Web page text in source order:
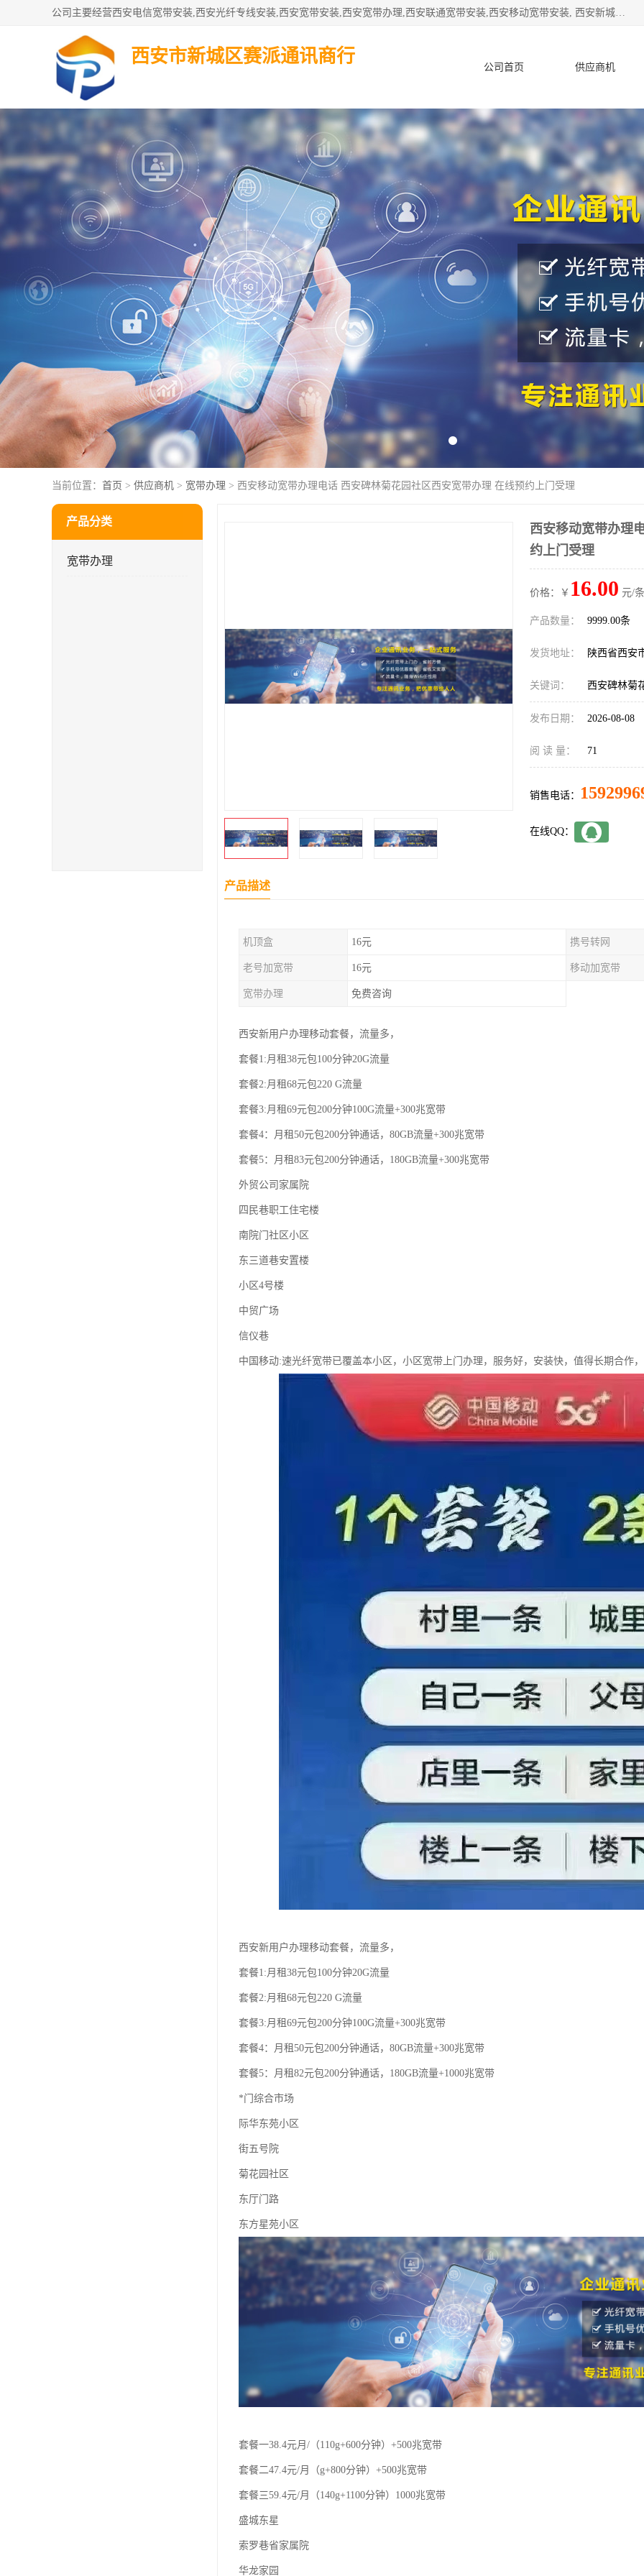
公司主要经营西安电信宽带安装,西安光纤专线安装,西安宽带安装,西安宽带办理,西安联通宽带安装,西安移动宽带安装, 西安新城赛派通讯商行从事西安地区的联通，移动，电信宽带安装，光纤专线安装，宽带办理等业务
西安市新城区赛派通讯商行
公司首页 供应商机
产品知识 客户案例
当前位置： 首页 > 供应商机 > 宽带办理 > 西安移动宽带办理电话 西安碑林菊花园社区西安宽带办理 在线预约上门受理
产品分类
宽带办理
西安移动宽带办理
约上门受理
价格：￥ 16.00 元/
产品数量： 9999.00条
发货地址： 陕西省西安
关键词： 西安碑林菊
发布日期： 2026-08-08
阅 读 量： 71
销售电话：
在线QQ：
产品描述
机顶盒 16元 携号转网
老号加宽带 16元 移动加宽带
宽带办理 免费咨询
西安新用户办理移动套餐，流量多，
套餐1:月租38元包100分钟20G流量
套餐2:月租68元包220 G流量
套餐3:月租69元包200分钟100G流量+300兆宽带
套餐4：月租50元包200分钟通话，80GB流量+300兆宽带
套餐5：月租83元包200分钟通话，180GB流量+300兆宽带
外贸公司家属院
四民巷职工住宅楼
南院门社区小区
东三道巷安置楼
小区4号楼
中贸广场
信仪巷
中国移动:速光纤宽带已覆盖本小区，小区宽带上门办理，服务好，安装快，值得长期合作
西安新用户办理移动套餐，流量多，
套餐1:月租38元包100分钟20G流量
套餐2:月租68元包220 G流量
套餐3:月租69元包200分钟100G流量+300兆宽带
套餐4：月租50元包200分钟通话，80GB流量+300兆宽带
套餐5：月租82元包200分钟通话，180GB流量+1000兆宽带
*门综合市场
际华东苑小区
街五号院
菊花园社区
东厅门路
东方星苑小区
套餐一38.4元月/（110g+600分钟）+500兆宽带
套餐二47.4元/月（g+800分钟）+500兆宽带
套餐三59.4元/月（140g+1100分钟）1000兆宽带
盛城东星
索罗巷省家属院
华龙家园